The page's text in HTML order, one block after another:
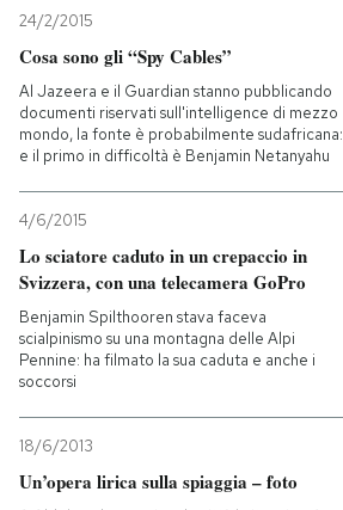
AREA PERSONALE
Entra
24/2/2015
Cosa sono gli “Spy Cables”
Al Jazeera e il Guardian stanno pubblicando
documenti riservati sull'intelligence di mezzo
mondo, la fonte è probabilmente sudafricana:
e il primo in difficoltà è Benjamin Netanyahu
4/6/2015
Lo sciatore caduto in un crepaccio in
Svizzera, con una telecamera GoPro
Benjamin Spilthooren stava faceva
scialpinismo su una montagna delle Alpi
Pennine: ha filmato la sua caduta e anche i
soccorsi
18/6/2013
Un’opera lirica sulla spiaggia – foto